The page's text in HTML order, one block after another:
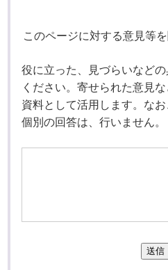
このページに対する意見等
役に立った、見づらいなど
ください。寄せられた意見
資料として活用します。な
個別の回答は、行いません。
送信